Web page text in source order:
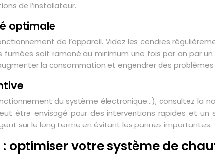
de l’installateur.
optimale
de l’appareil. Videz les cendres
soit ramoné au minimum une fois par an par
la consommation et engendrer des
du système électronique…), consultez la
être envisagé pour des interventions rapides et
sur le long terme en évitant les pannes importantes.
optimiser votre système de